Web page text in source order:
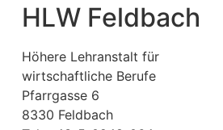
HLW Feldbach
Höhere Lehranstalt für
wirtschaftliche Berufe
Pfarrgasse 6
8330 Feldbach